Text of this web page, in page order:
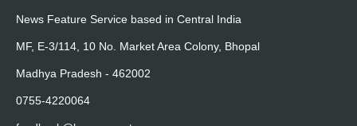
News Feature Service based in Central India
MF, E-3/114, 10 No. Market Area Colony, Bhopal
Madhya Pradesh - 462002
0755-4220064